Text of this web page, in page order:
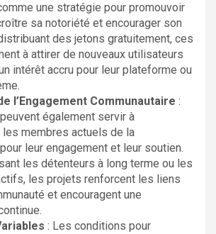
une stratégie pour promouvoir
sa notoriété et encourager son
des jetons gratuitement, ces
à attirer de nouveaux utilisateurs
intérêt accru pour leur plateforme ou
l’Engagement Communautaire :
également servir à
membres actuels de la
leur engagement et leur soutien.
les détenteurs à long terme ou les
les projets renforcent les liens
et encouragent une
: Les conditions pour